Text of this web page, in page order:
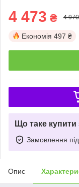
4 473 ₴ 4
Економія 497 ₴
Що таке
Замовлення
Опис